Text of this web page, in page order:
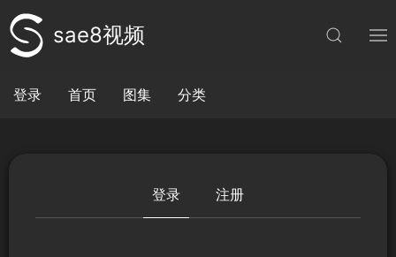
sae8视频
登录 首页 图集 分类
登录 注册